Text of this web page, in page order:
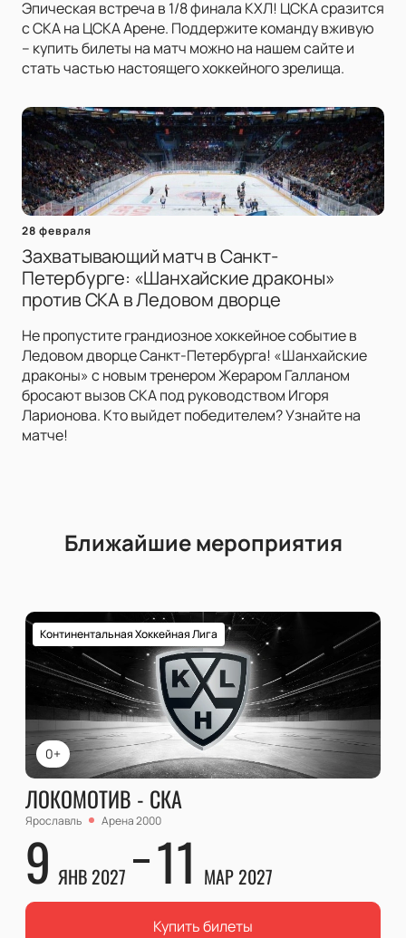
Эпическая встреча в 1/8 финала КХЛ! ЦСКА сразится
с СКА на ЦСКА Арене. Поддержите команду вживую
– купить билеты на матч можно на нашем сайте и
стать частью настоящего хоккейного зрелища.
28 февраля
Захватывающий матч в Санкт-
Петербурге: «Шанхайские драконы»
против СКА в Ледовом дворце
Не пропустите грандиозное хоккейное событие в
Ледовом дворце Санкт-Петербурга! «Шанхайские
драконы» с новым тренером Жераром Галланом
бросают вызов СКА под руководством Игоря
Ларионова. Кто выйдет победителем? Узнайте на
матче!
Ближайшие мероприятия
0+
Континентальная Хоккейная Лига
ЛОКОМОТИВ - СКА
Ярославль Арена 2000
9 ЯНВ 2027 11 МАР 2027
Купить билеты